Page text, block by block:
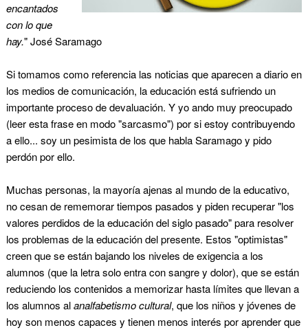
encantados
con lo que
hay." José Saramago
Si tomamos como referencia las noticias que aparecen a diario en
los medios de comunicación, la educación está sufriendo un
importante proceso de devaluación. Y yo ando muy preocupado
(leer esta frase en modo "sarcasmo") por si estoy contribuyendo
a ello... soy un pesimista de los que habla Saramago y pido
perdón por ello.
Muchas personas, la mayoría ajenas al mundo de la educativo,
no cesan de rememorar tiempos pasados y piden recuperar "los
valores perdidos de la educación del siglo pasado" para resolver
los problemas de la educación del presente. Estos "optimistas"
creen que se están bajando los niveles de exigencia a los
alumnos (que la letra solo entra con sangre y dolor), que se están
reduciendo los contenidos a memorizar hasta límites que llevan a
los alumnos alanalfabetismo cultural, que los niños y jóvenes de
hoy son menos capaces y tienen menos interés por aprender que